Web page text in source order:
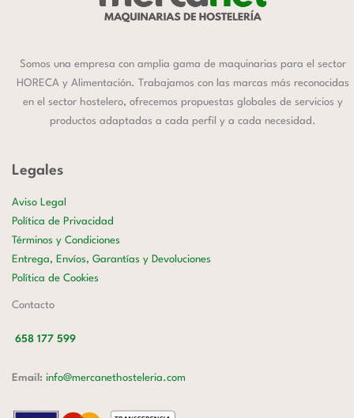
Somos una empresa con amplia gama de maquinarias para el sector
HORECA y Alimentación. Trabajamos con las marcas más reconocidas
en el sector hostelero, ofrecemos propuestas globales de servicios y
productos adaptadas a cada perfil y a cada necesidad.
Legales
Aviso Legal
Política de Privacidad
Términos y Condiciones
Entrega, Envíos, Garantías y Devoluciones
Política de Cookies
Contacto
658 177 599
Email: info@mercanethosteleria.com